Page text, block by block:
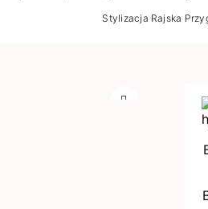
Stylizacja Rajska